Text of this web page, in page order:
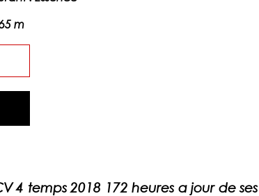
m
4 temps 2018 172 heures a jour de ses